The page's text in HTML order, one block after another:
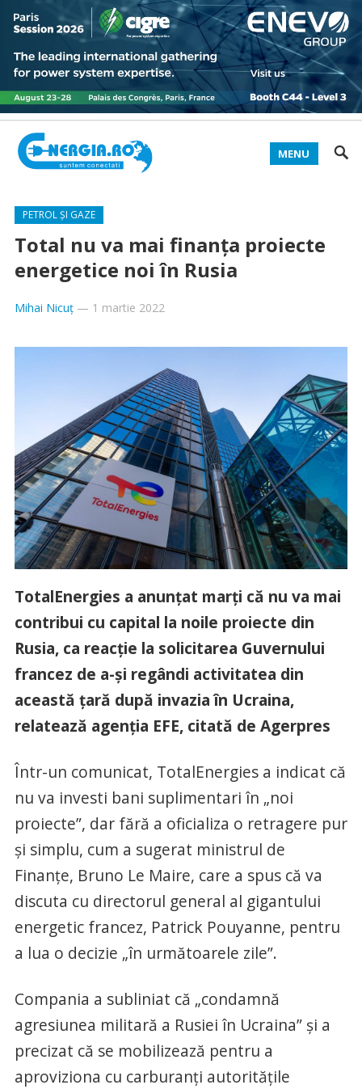
MENU
PETROL ȘI GAZE
Total nu va mai finanța proiecte
energetice noi în Rusia
Mihai Nicuț— 1 martie 2022
TotalEnergies a anunţat marţi că nu va mai
contribui cu capital la noile proiecte din
Rusia, ca reacţie la solicitarea Guvernului
francez de a-şi regândi activitatea din
această ţară după invazia în Ucraina,
relatează agenţia EFE, citată de Agerpres
Într-un comunicat, TotalEnergies a indicat că
nu va investi bani suplimentari în „noi
proiecte”, dar fără a oficializa o retragere pur
şi simplu, cum a sugerat ministrul de
Finanţe, Bruno Le Maire, care a spus că va
discuta cu directorul general al gigantului
energetic francez, Patrick Pouyanne, pentru
a lua o decizie „în următoarele zile”.
Compania a subliniat că „condamnă
agresiunea militară a Rusiei în Ucraina” şi a
precizat că se mobilizează pentru a
aproviziona cu carburanţi autorităţile